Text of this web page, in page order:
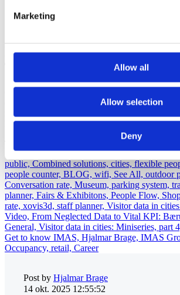
Marketing
Allow all
Allow selection
Deny
REDO ATT SE ERA
omvandla besöksdata till smartare beslut – utan
med integriteten. Resultatet: effektiv drift,
långsiktig hållbarhet.
public, Combined solutions, cities, flexible
people counter, BLOG, wifi, See All, outdoor
Conversation rate, Museum, parking system,
planner, Fairs & Exhibitons, People Flow,
rate, xovis3d, staff planner, Visitor data in
Video, From Neglected Data to Vital KPI:
General, Visitor data in cities: Miniseries, part
Get to know IMAS, Hjalmar Brage, IMAS
Occupancy, retail, Career
Post by Hjalmar Brage
14 okt. 2025 12:55:52